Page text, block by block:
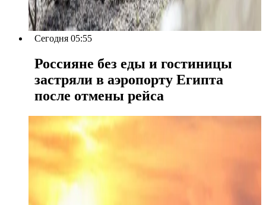
Сегодня 05:55
Россияне без еды и гостиницы
застряли в аэропорту Египта
после отмены рейса